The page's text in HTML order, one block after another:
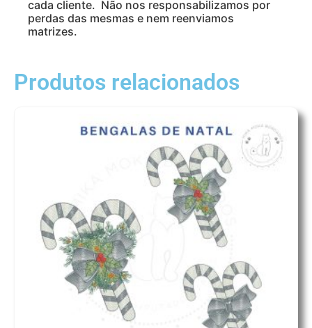
cada cliente. Não nos responsabilizamos por
perdas das mesmas e nem reenviamos
matrizes.
Produtos relacionados